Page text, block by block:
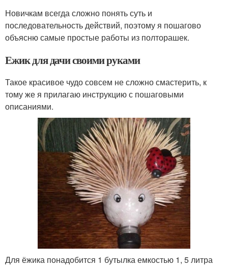
Новичкам всегда сложно понять суть и
последовательность действий, поэтому я пошагово
объясню самые простые работы из полторашек.
Ежик для дачи своими руками
Такое красивое чудо совсем не сложно смастерить, к
тому же я прилагаю инструкцию с пошаговыми
описаниями.
Для ёжика понадобится 1 бутылка емкостью 1, 5 литра